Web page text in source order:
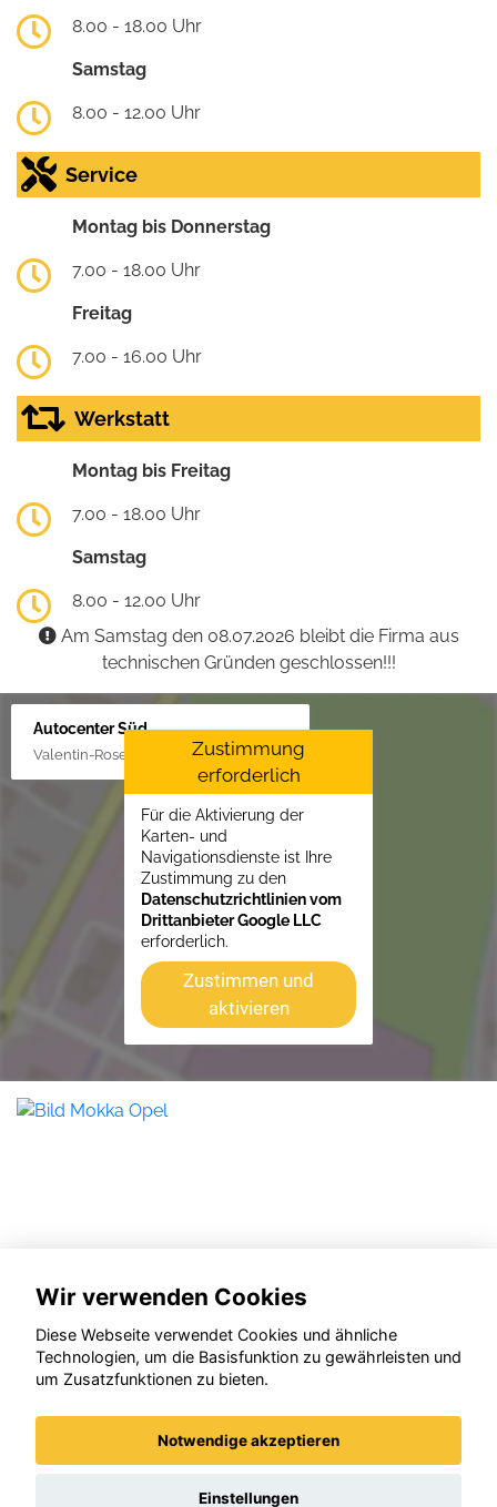
8.00 - 18.00 Uhr
Samstag
8.00 - 12.00 Uhr
Service
Montag bis Donnerstag
7.00 - 18.00 Uhr
Freitag
7.00 - 16.00 Uhr
Werkstatt
Montag bis Freitag
7.00 - 18.00 Uhr
Samstag
8.00 - 12.00 Uhr
Am Samstag den 08.07.2026 bleibt die Firma aus
technischen Gründen geschlossen!!!
Autocenter Süd
Valentin-Rose-Str. 3, 16816 Neuruppin
Zustimmung
erforderlich
Für die Aktivierung der
Karten- und
Navigationsdienste ist Ihre
Zustimmung zu den
Datenschutzrichtlinien vom
Drittanbieter Google LLC
erforderlich.
Zustimmen und
aktivieren
Opel Mokka
Wir verwenden Cookies
Diese Webseite verwendet Cookies und ähnliche
Technologien, um die Basisfunktion zu gewährleisten und
um Zusatzfunktionen zu bieten.
Notwendige akzeptieren
Einstellungen